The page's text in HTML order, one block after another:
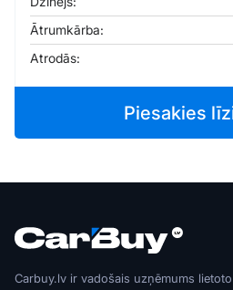
Ātrumkārba:
Atrodās:
Piesakies
Carbuy.lv ir vadošais uzņēmums